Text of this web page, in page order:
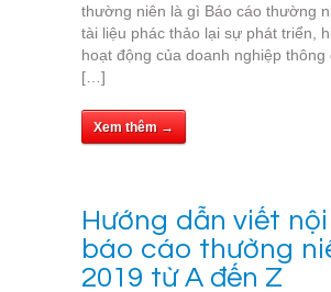
thường niên là gì Báo cáo thường
tài liệu phác thảo lại sự phát triển,
hoạt động của doanh nghiệp thông
[…]
Xem thêm →
Hướng dẫn viết
báo cáo thường
2019 từ A đến Z